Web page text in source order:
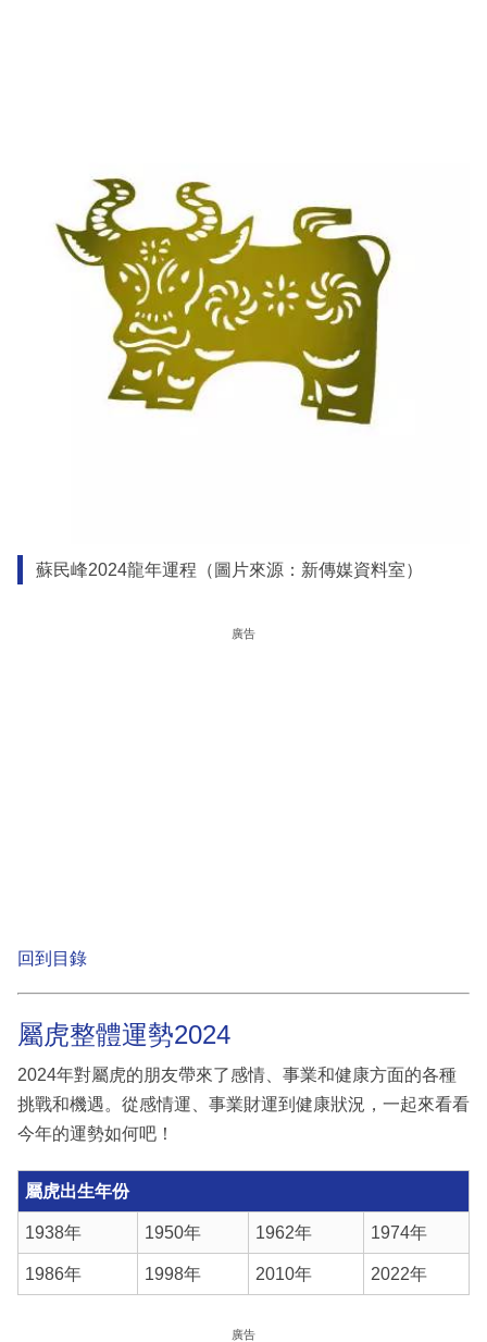
蘇民峰2024龍年運程（圖片來源：新傳媒資料室）
廣告
回到目錄
屬虎整體運勢2024
2024年對屬虎的朋友帶來了感情、事業和健康方面的各種
挑戰和機遇。從感情運、事業財運到健康狀況，一起來看看
今年的運勢如何吧！
屬虎出生年份
1938年 1950年 1962年 1974年
1986年 1998年 2010年 2022年
廣告